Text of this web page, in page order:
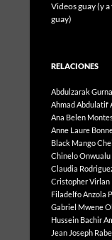
Videos guay (y a
guay)
RELACIONES
Abdulzarak
Ahmad Abdulatif
Ana Belen
Anne Laure
Black Mango
Chinelo Onwualu
Claudia
Cristopher Virlan
Filadelfo Anzola
Gabriel Mwene
Hussein Bachir
Jean Joseph